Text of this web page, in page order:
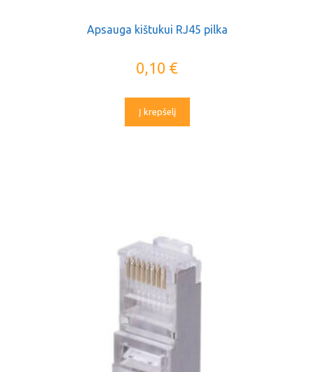
Apsauga kištukui RJ45 pilka
0,10 €
Į krepšelį